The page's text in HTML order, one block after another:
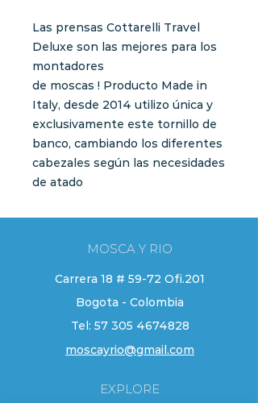
Las prensas Cottarelli Travel
Deluxe son las mejores para los
montadores
de moscas ! Producto Made in
Italy, desde 2014 utilizo única y
exclusivamente este tornillo de
banco, cambiando los diferentes
cabezales según las necesidades
de atado
MOSCA Y RIO
Carrera 18 # 59-72 Ofi.201
Bogota - Colombia
Tel: 57 305 4674828
moscayrio@gmail.com
EXPLORE